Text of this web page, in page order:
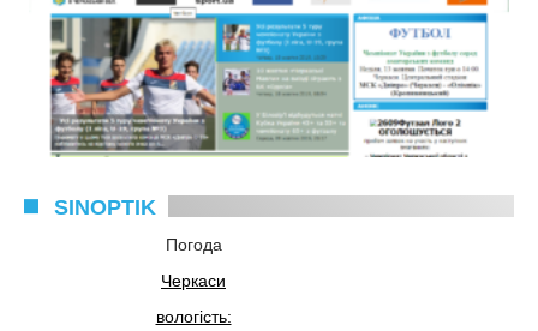
SINOPTIK
Погода
Черкаси
вологість: